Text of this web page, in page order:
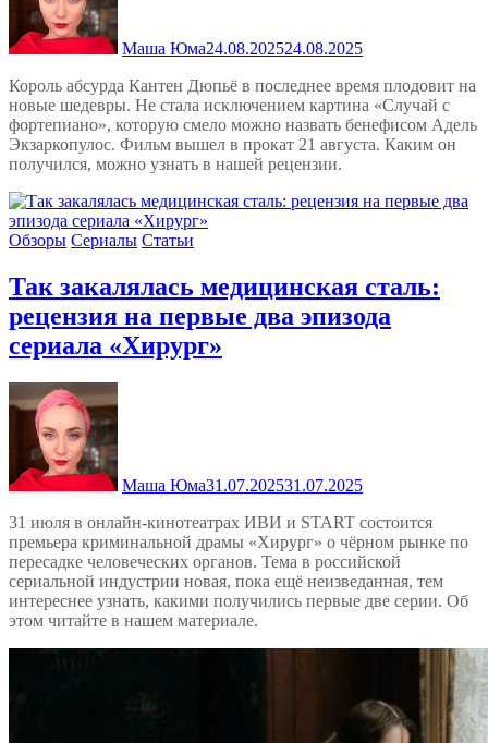
Маша Юма24.08.202524.08.2025
Король абсурда Кантен Дюпьё в последнее время плодовит на
новые шедевры. Не стала исключением картина «Случай с
фортепиано», которую смело можно назвать бенефисом Адель
Экзаркопулос. Фильм вышел в прокат 21 августа. Каким он
получился, можно узнать в нашей рецензии.
Обзоры Сериалы Статьи
Так закалялась медицинская сталь:
рецензия на первые два эпизода
сериала «Хирург»
Маша Юма31.07.202531.07.2025
31 июля в онлайн-кинотеатрах ИВИ и START состоится
премьера криминальной драмы «Хирург» о чёрном рынке по
пересадке человеческих органов. Тема в российской
сериальной индустрии новая, пока ещё неизведанная, тем
интереснее узнать, какими получились первые две серии. Об
этом читайте в нашем материале.